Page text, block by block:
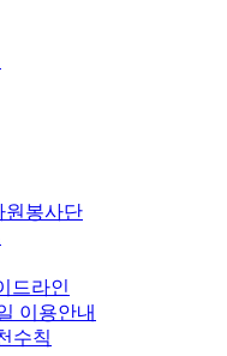
원봉사단
드라인
이용안내
수칙